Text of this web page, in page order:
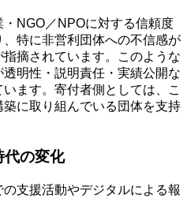
NGO／NPOに対する信頼度
特に非営利団体への不信感が
摘されています。このような
明性・説明責任・実績公開な
ます。寄付者側としては、こ
に取り組んでいる団体を支持
代の変化
支援活動やデジタルによる報